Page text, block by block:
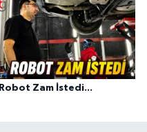
Robot Zam İstedi...